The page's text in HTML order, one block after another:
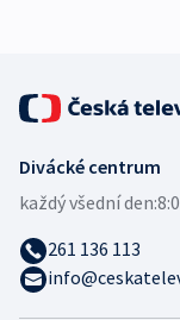
Divácké centrum
každý všední den:
261 136 113